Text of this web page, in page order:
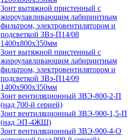
Зонт вытяжной пристенный с
жироулавливающим лабиринтным
фильтром, электровентилятором и
подсветкой ЗВэ-П14/08
1400х800х350мм
Зонт вытяжной пристенный с
жироулавливающим лабиринтным
фильтром, электровентилятором и
подсветкой ЗВэ-П14/09
1400х900х350мм
Зонт вентиляционный ЗВЭ-800-2-П
(над 700-й серией)
Зонт вентиляционный ЗВЭ-900-1,5-П
(над ЭП-4ЖШ)
Зонт вентиляционный ЗВЭ-900-4-О